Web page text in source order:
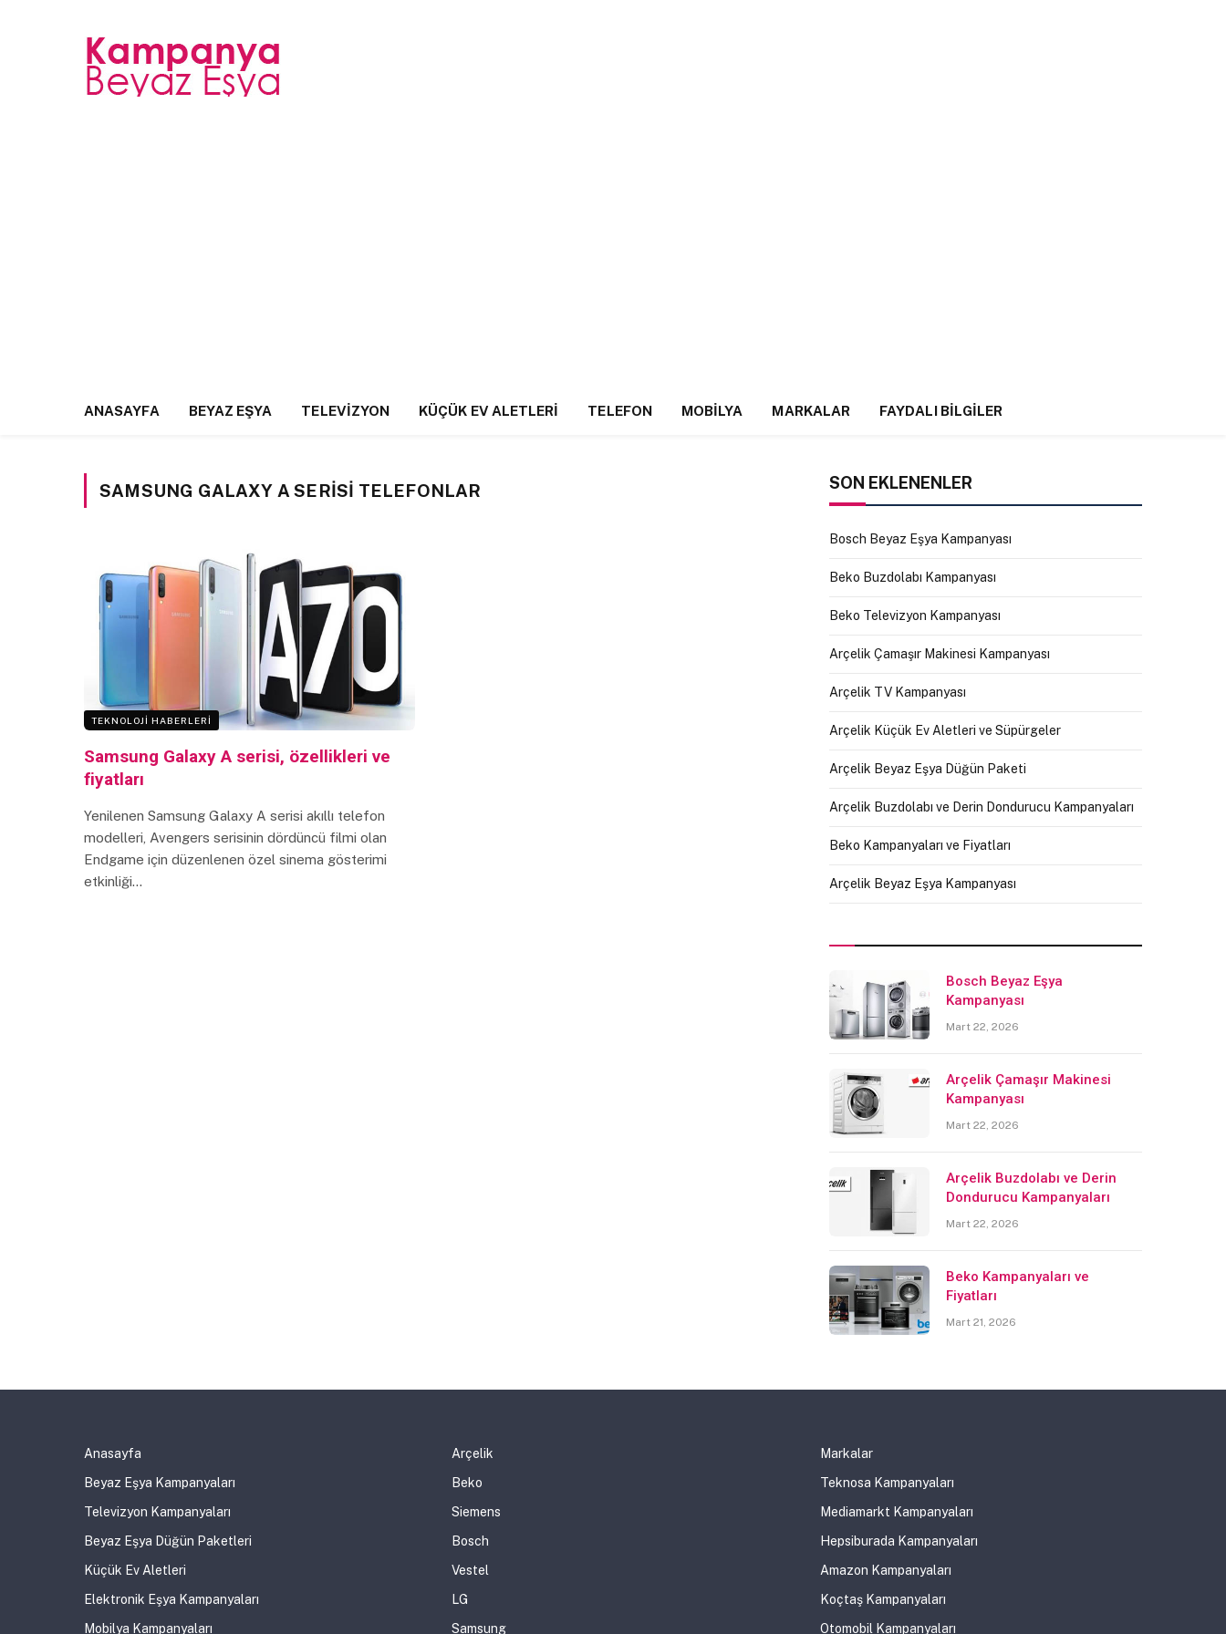
ANASAYFA BEYAZ EŞYA TELEVIZYON KÜÇÜK EV ALETLERI TELEFON MOBILYA MARKALAR FAYDALI BILGILER
SAMSUNG GALAXY A SERISI TELEFONLAR
TEKNOLOJI HABERLERI
Samsung Galaxy A serisi, özellikleri ve
fiyatları
Yenilenen Samsung Galaxy A serisi akıllı telefon
modelleri, Avengers serisinin dördüncü filmi olan
Endgame için düzenlenen özel sinema gösterimi
etkinliği…
SON EKLENENLER
Bosch Beyaz Eşya Kampanyası
Beko Buzdolabı Kampanyası
Beko Televizyon Kampanyası
Arçelik Çamaşır Makinesi Kampanyası
Arçelik TV Kampanyası
Arçelik Küçük Ev Aletleri ve Süpürgeler
Arçelik Beyaz Eşya Düğün Paketi
Arçelik Buzdolabı ve Derin Dondurucu Kampanyaları
Beko Kampanyaları ve Fiyatları
Arçelik Beyaz Eşya Kampanyası
Bosch Beyaz Eşya
Kampanyası
Mart 22, 2026
Arçelik Çamaşır Makinesi
Kampanyası
Mart 22, 2026
Arçelik Buzdolabı ve Derin
Dondurucu Kampanyaları
Mart 22, 2026
Beko Kampanyaları ve
Fiyatları
Mart 21, 2026
Anasayfa
Beyaz Eşya Kampanyaları
Televizyon Kampanyaları
Beyaz Eşya Düğün Paketleri
Küçük Ev Aletleri
Elektronik Eşya Kampanyaları
Mobilya Kampanyaları
Arçelik
Beko
Siemens
Bosch
Vestel
LG
Samsung
Markalar
Teknosa Kampanyaları
Mediamarkt Kampanyaları
Hepsiburada Kampanyaları
Amazon Kampanyaları
Koçtaş Kampanyaları
Otomobil Kampanyaları